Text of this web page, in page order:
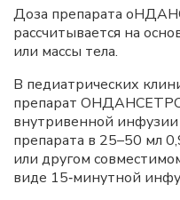
Доза препарата
рассчитывается на
или массы тела.
В педиатрических
препарат
внутривенной инфузии
препарата в 25–50 мл
или другом
виде 15‑минутной